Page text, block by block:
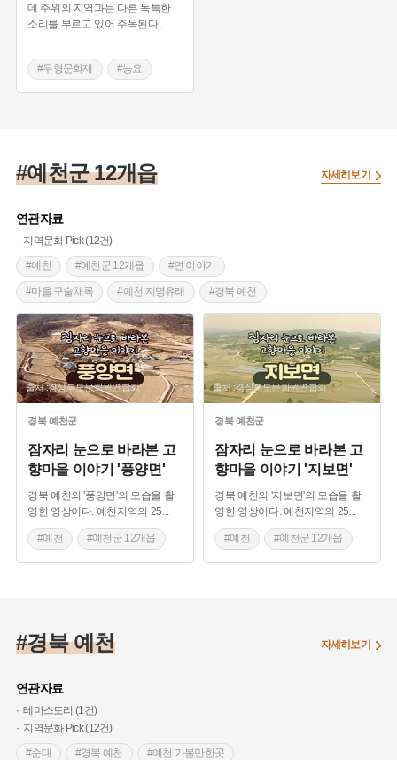
#남자현
데 주위의 지역과는 다른 독특한
소리를 부르고 있어 주목된다.
#무형문화재 #농요
#예천통명농요
#예천군 12개읍
연관자료
지역문화 Pick (12건)
#예천
#예천군 12개읍 #면 이야기
#마을 구술채록 #예천 지명유래 #경북 예천
자세히보기
출처 :경상북도문화원연합회
경북예천군
잠자리 눈으로 바라본 고
향마을 이야기 '풍양면'
경북 예천의 '풍양면'의 모습을 촬
영한 영상이다. 예천지역의 25
#예천 #예천군 12개읍
#면 이야기
#경북 예천
출처 :경상북도문화원연합회
경북예천군
잠자리 눈으로 바라본 고
향마을 이야기 '지보면'
경북 예천의 '지보면'의 모습을 촬
영한 영상이다. 예천지역의 25
#예천 #예천군 12개읍
#면 이야기
#경북 예천
연관자료
테마스토리 (1건)
지역문화 Pick (12건)
#순대
#경북 예천 #예천 가볼만한곳
자세히보기